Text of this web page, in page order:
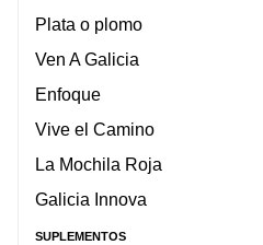
Plata o plomo
Ven A Galicia
Enfoque
Vive el Camino
La Mochila Roja
Galicia Innova
SUPLEMENTOS